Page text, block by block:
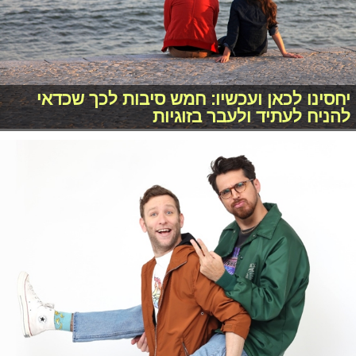
יחסינו לכאן ועכשיו: חמש סיבות לכך שכדאי
להניח לעתיד ולעבר בזוגיות